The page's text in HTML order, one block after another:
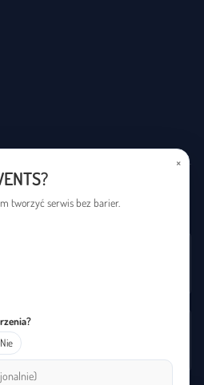
polski język migowy
januszmigowego.pl
×
tworzyć serwis bez barier.
Nie